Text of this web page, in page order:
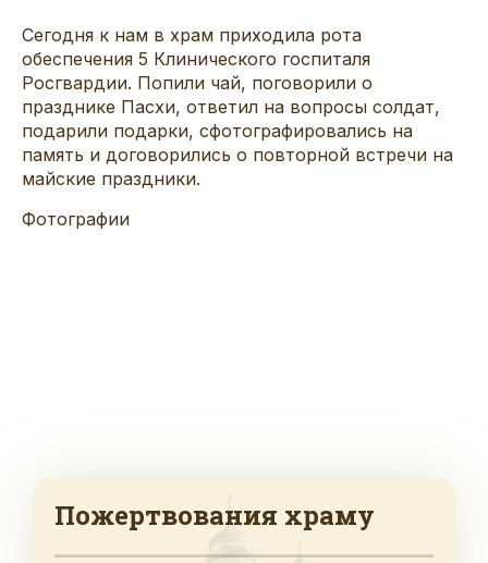
Сегодня к нам в храм приходила рота
обеспечения 5 Клинического госпиталя
Росгвардии. Попили чай, поговорили о
празднике Пасхи, ответил на вопросы солдат,
подарили подарки, сфотографировались на
память и договорились о повторной встречи на
майские праздники.
Фотографии
Пожертвования храму